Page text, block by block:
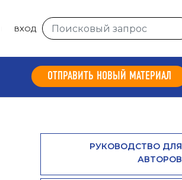
ВХОД
ОТПРАВИТЬ НОВЫЙ МАТЕРИАЛ
РУКОВОДСТВО ДЛЯ
АВТОРОВ